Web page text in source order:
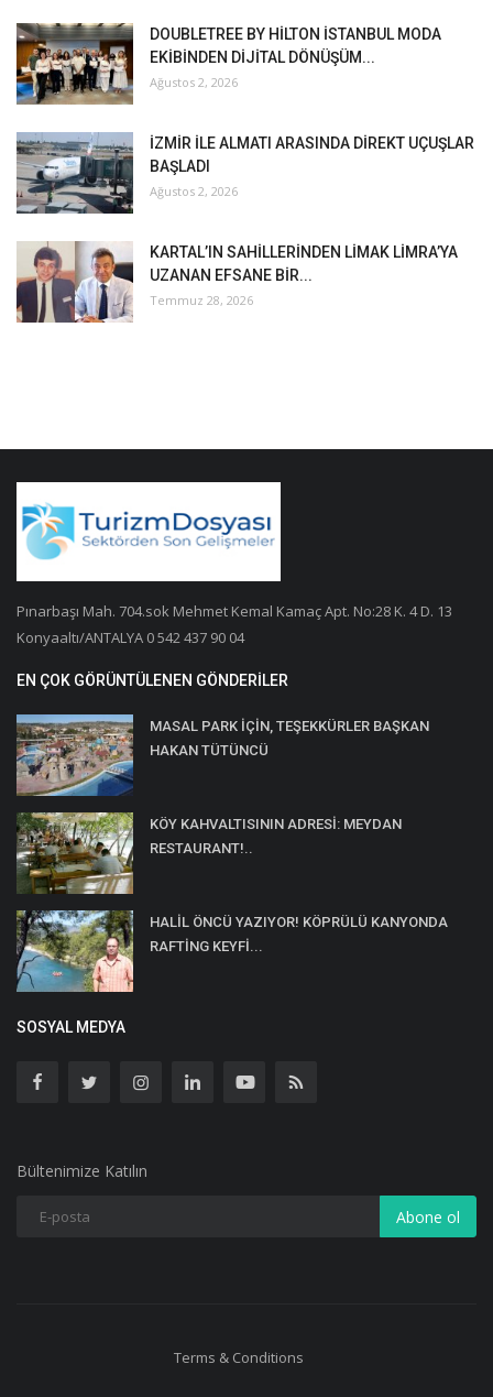
DOUBLETREE BY HİLTON İSTANBUL MODA
EKİBİNDEN DİJİTAL DÖNÜŞÜM...
Ağustos 2, 2026
İZMİR İLE ALMATI ARASINDA DİREKT UÇUŞLAR
BAŞLADI
Ağustos 2, 2026
KARTAL’IN SAHİLLERİNDEN LİMAK LİMRA’YA
UZANAN EFSANE BİR...
Temmuz 28, 2026
Pınarbaşı Mah. 704.sok Mehmet Kemal Kamaç Apt. No:28 K. 4 D. 13
Konyaaltı/ANTALYA 0 542 437 90 04
EN ÇOK GÖRÜNTÜLENEN GÖNDERILER
MASAL PARK İÇİN, TEŞEKKÜRLER BAŞKAN
HAKAN TÜTÜNCÜ
KÖY KAHVALTISININ ADRESİ: MEYDAN
RESTAURANT!..
HALİL ÖNCÜ YAZIYOR! KÖPRÜLÜ KANYONDA
RAFTİNG KEYFİ...
SOSYAL MEDYA
Bültenimize Katılın
Abone ol
Terms & Conditions